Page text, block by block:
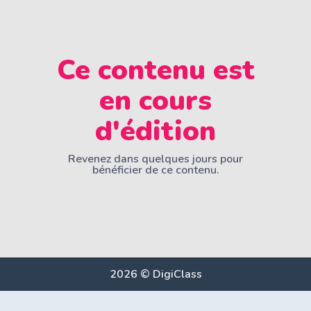
Ce contenu est
en cours
d'édition
Revenez dans quelques jours pour
bénéficier de ce contenu.
2026 © DigiClass